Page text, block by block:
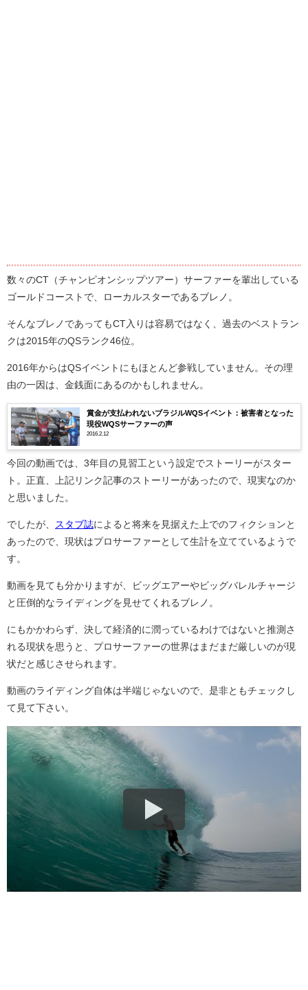
数々のCT（チャンピオンシップツアー）サーファーを輩出している
ゴールドコーストで、ローカルスターであるブレノ。
そんなブレノであってもCT入りは容易ではなく、過去のベストラン
クは2015年のQSランク46位。
2016年からはQSイベントにもほとんど参戦していません。その理
由の一因は、金銭面にあるのかもしれません。
賞金が支払われないブラジルWQSイベント：被害者となった
現役WQSサーファーの声
2016.2.12
今回の動画では、3年目の見習工という設定でストーリーがスター
ト。正直、上記リンク記事のストーリーがあったので、現実なのか
と思いました。
でしたが、 スタブ誌によると将来を見据えた上でのフィクションと
あったので、現状はプロサーファーとして生計を立てているようで
す。
動画を見ても分かりますが、ビッグエアーやビッグバレルチャージ
と圧倒的なライディングを見せてくれるブレノ。
にもかかわらず、決して経済的に潤っているわけではないと推測さ
れる現状を思うと、プロサーファーの世界はまだまだ厳しいのが現
状だと感じさせられます。
動画のライディング自体は半端じゃないので、是非ともチェックし
て見て下さい。